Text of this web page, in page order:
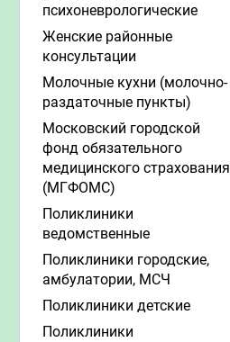
психоневрологические
Женские районные
консультации
Молочные кухни (молочно-
раздаточные пункты)
Московский городской
фонд обязательного
медицинского страхования
(МГФОМС)
Поликлиники
ведомственные
Поликлиники городские,
амбулатории, МСЧ
Поликлиники детские
Поликлиники